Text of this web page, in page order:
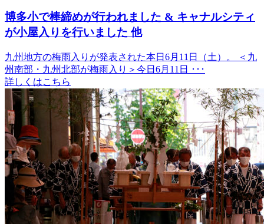
博多小で棒締めが行われました & キャナルシティ
が小屋入りを行いました 他
九州地方の梅雨入りが発表された本日6月11日（土）。 ＜九
州南部・九州北部が梅雨入り＞今日6月11日 ･･･
詳しくはこちら